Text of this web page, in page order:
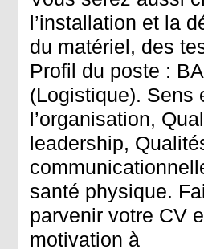
l’installation et la
du matériel, des
Profil du poste :
(Logistique). Sens
l’organisation,
leadership,
santé physique.
parvenir votre CV
motivation à